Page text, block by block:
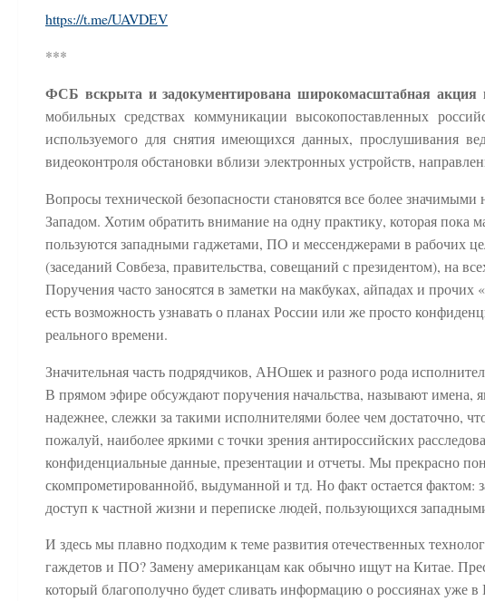
https://t.me/UAVDEV
***
ФСБ вскрыта и задокументирована широкомасштабная акция
мобильных средствах коммуникации высокопоставленных
используемого для снятия имеющихся данных, прослушивания
видеоконтроля обстановки вблизи электронных устройств,
Вопросы технической безопасности становятся все более
Западом. Хотим обратить внимание на одну практику, которая пока
пользуются западными гаджетами, ПО и мессенджерами в рабочих
(заседаний Совбеза, правительства, совещаний с президентом), на
Поручения часто заносятся в заметки на макбуках, айпадах и
есть возможность узнавать о планах России или же просто
реального времени.
Значительная часть подрядчиков, АНОшек и разного рода
В прямом эфире обсуждают поручения начальства, называют имена,
надежнее, слежки за такими исполнителями более чем достаточно,
пожалуй, наиболее яркими с точки зрения антироссийских
конфиденциальные данные, презентации и отчеты. Мы прекрасно
скомпрометированнойб, выдуманной и тд. Но факт остается
доступ к частной жизни и переписке людей, пользующихся
И здесь мы плавно подходим к теме развития отечественных
гаждетов и ПО? Замену американцам как обычно ищут на Китае.
который благополучно будет сливать информацию о россиянах уже